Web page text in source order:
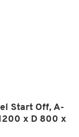
Start Off, A-
x D 800 x